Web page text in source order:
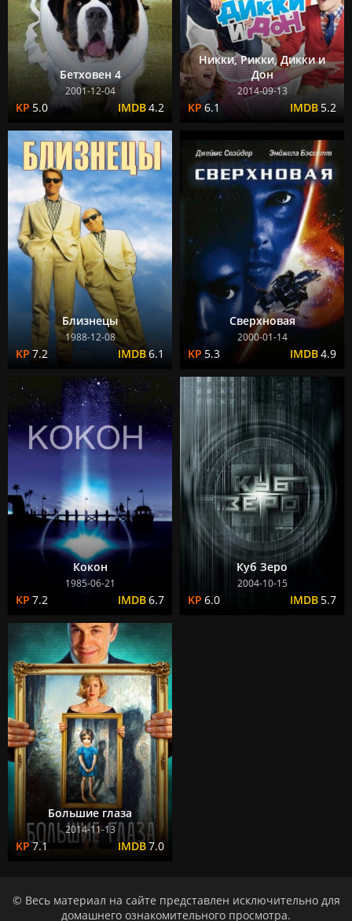
Бетховен 4
2001-12-04
5.0 4.2
Никки, Рикки, Дикки и
Дон
2014-09-13
6.1 5.2
Близнецы
1988-12-08
7.2 6.1
Сверхновая
2000-01-14
5.3 4.9
Кокон
1985-06-21
7.2 6.7
Куб Зеро
2004-10-15
6.0 5.7
Большие глаза
2014-11-13
7.1 7.0
© Весь материал на сайте представлен исключительно для
домашнего ознакомительного просмотра.